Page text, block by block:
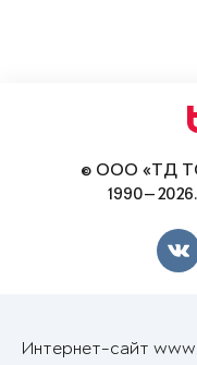
© ООО «ТД
Интернет-сайт